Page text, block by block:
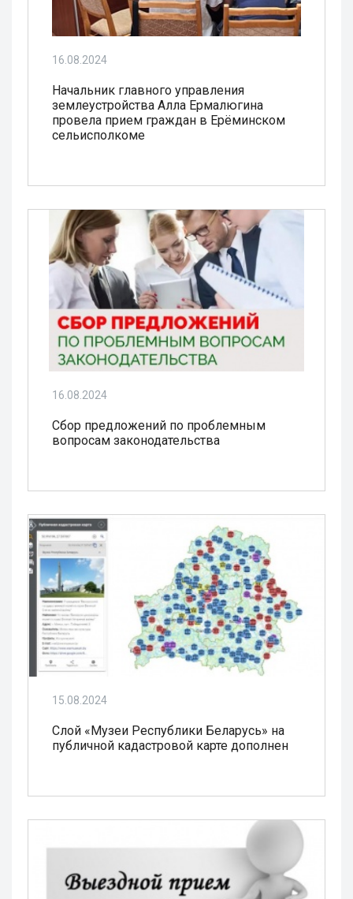
16.08.2024
Начальник главного управления
землеустройства Алла Ермалюгина
провела прием граждан в Ерёминском
сельисполкоме
16.08.2024
Сбор предложений по проблемным
вопросам законодательства
15.08.2024
Слой «Музеи Республики Беларусь» на
публичной кадастровой карте дополнен